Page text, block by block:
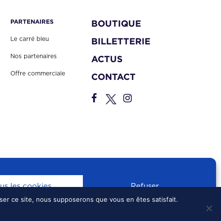
les cookies Refuser
PARTENAIRES
Le carré bleu
Nos partenaires
Offre commerciale
BOUTIQUE
BILLETTERIE
ACTUS
CONTACT
CONFIDENTIALITÉ
ce site, nous supposerons que vous en êtes satisfait.